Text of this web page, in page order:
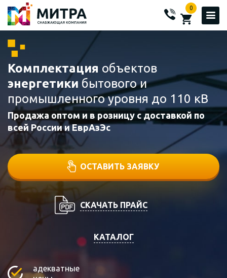
0
Комплектация объектов
энергетики бытового и
промышленного уровня до 110 кВ
Продажа оптом и в розницу с доставкой по
всей России и ЕврАзЭс
ОСТАВИТЬ ЗАЯВКУ
СКАЧАТЬ ПРАЙС
КАТАЛОГ
адекватные